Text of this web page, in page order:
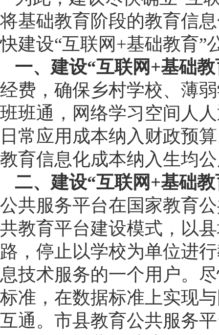
将基础教育阶段的教育信
快建设“互联网+基础教育”
一、建设“互联网+基础
经费，确保乡村学校、薄
班班通，网络学习空间人
日常应用成本纳入财政预
教育信息化成本纳入生均
二、建设“互联网+基础
公共服务平台在国家教育
共教育平台建设模式，以
路，停止以学校为单位进
息技术服务的一个用户。
标准，在数据标准上实现
互通。市县教育公共服务